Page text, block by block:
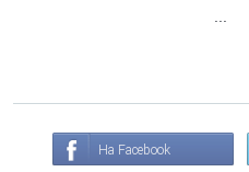
На Facebook